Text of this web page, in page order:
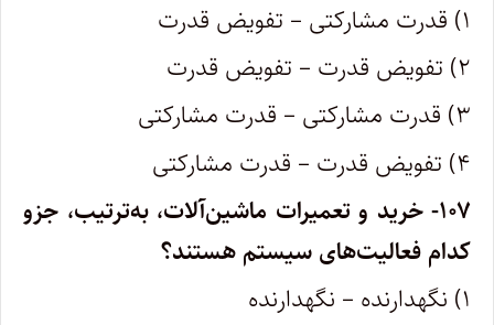
۱) قدرت مشارکتی – تفویض قدرت
۲) تفویض قدرت – تفویض قدرت
۳) قدرت مشارکتی – قدرت مشارکتی
۴) تفویض قدرت – قدرت مشارکتی
۱۰۷- خرید و تعمیرات ماشین‌آلات، به‌ترتیب، جزو
کدام فعالیت‌های سیستم هستند؟
۱) نگهدارنده – نگهدارنده